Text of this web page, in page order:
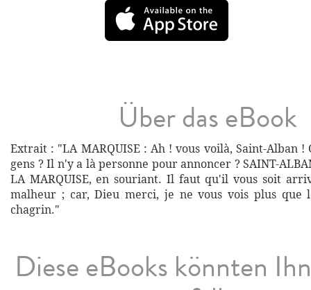
Über das eBook
Extrait : "LA MARQUISE : Ah ! vous voilà, Saint-Alban !
gens ? Il n'y a là personne pour annoncer ? SAINT-
LA MARQUISE, en souriant. Il faut qu'il vous soit
malheur ; car, Dieu merci, je ne vous vois plus que
chagrin."
Diese eBooks könnten